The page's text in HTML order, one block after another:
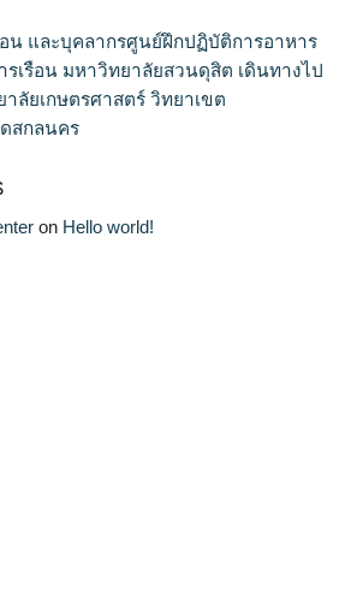
องมหาวิทยาลัยสวนดุสิต
การ
รงเรียนการเรือน
น และบุคลากรศูนย์ฝึกปฏิบัติการอาหาร
รเรือน มหาวิทยาลัยสวนดุสิต เดินทางไป
ลัยเกษตรศาสตร์ วิทยาเขต
ดสกลนคร
on Hello world!